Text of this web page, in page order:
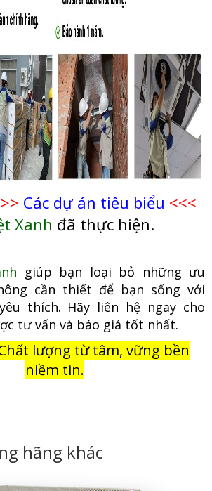
Các dự án tiêu biểu <<<
Xanh đã thực hiện.
giúp bạn loại bỏ những ưu
cần thiết để bạn sống với
thích. Hãy liên hệ ngay cho
tư vấn và báo giá tốt nhất.
lượng từ tâm, vững bền
niềm tin.
hãng khác